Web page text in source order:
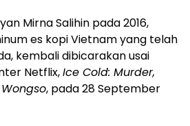
Mirna Salihin pada 2016,
es kopi Vietnam yang telah
kembali dibicarakan usai
Netflix,Ice Cold: Murder,
, pada 28 September